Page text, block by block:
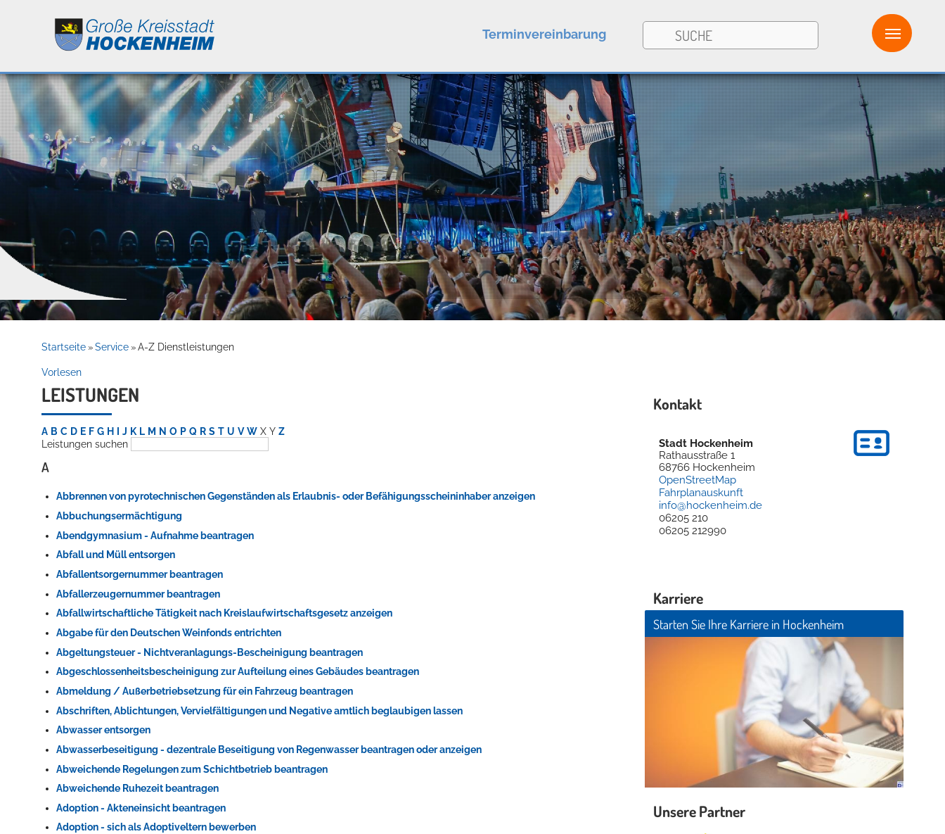
Leben
Kultur
Service
Terminvereinbarung
Willkommen in Hockenheim
Startseite » Service » A-Z Dienstleistungen
Vorlesen
LEISTUNGEN
A B C D E F G H J K L M N O P Q R S T U V W X Y Z
Leistungen suchen
A
Abbrennen von pyrotechnischen Gegenständen als Erlaubnis- oder Befähigungsscheininhaber anzeigen
Abbuchungsermächtigung
Abendgymnasium - Aufnahme beantragen
Abfall und Müll entsorgen
Abfallentsorgernummer beantragen
Abfallerzeugernummer beantragen
Abfallwirtschaftliche Tätigkeit nach Kreislaufwirtschaftsgesetz anzeigen
Abgabe für den Deutschen Weinfonds entrichten
Abgeltungsteuer - Nichtveranlagungs-Bescheinigung beantragen
Abgeschlossenheitsbescheinigung zur Aufteilung eines Gebäudes beantragen
Abmeldung / Außerbetriebsetzung für ein Fahrzeug beantragen
Abschriften, Ablichtungen, Vervielfältigungen und Negative amtlich beglaubigen lassen
Abwasser entsorgen
Abwasserbeseitigung - dezentrale Beseitigung von Regenwasser beantragen oder anzeigen
Abweichende Regelungen zum Schichtbetrieb beantragen
Abweichende Ruhezeit beantragen
Adoption - Akteneinsicht beantragen
Adoption - sich als Adoptiveltern bewerben
Kontakt
Stadt Hockenheim
Rathausstraße 1
68766 Hockenheim
OpenStreetMap
Fahrplanauskunft
info@hockenheim.de
06205 210
06205 212990
Karriere
Starten Sie Ihre Karriere in Hockenheim
Unsere Partner